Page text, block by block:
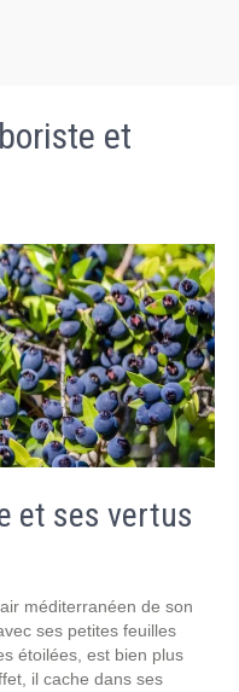
et
et ses vertus
méditerranéen de son
ses petites feuilles
étoilées, est bien plus
il cache dans ses